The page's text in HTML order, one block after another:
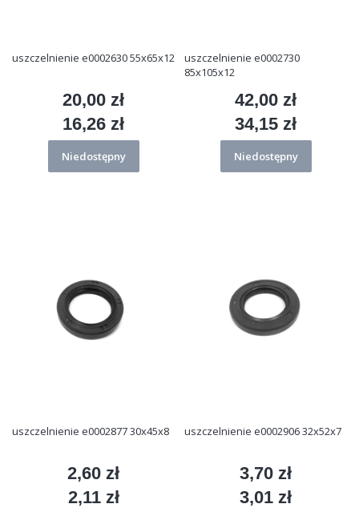
uszczelnienie e0002630 55x65x12
Cena
20,00 zł
Cena
16,26 zł
Niedostępny
uszczelnienie e0002730
85x105x12
Cena
42,00 zł
Cena
34,15 zł
Niedostępny
uszczelnienie e0002877 30x45x8
Cena
2,60 zł
Cena
2,11 zł
uszczelnienie e0002906 32x52x7
Cena
3,70 zł
Cena
3,01 zł